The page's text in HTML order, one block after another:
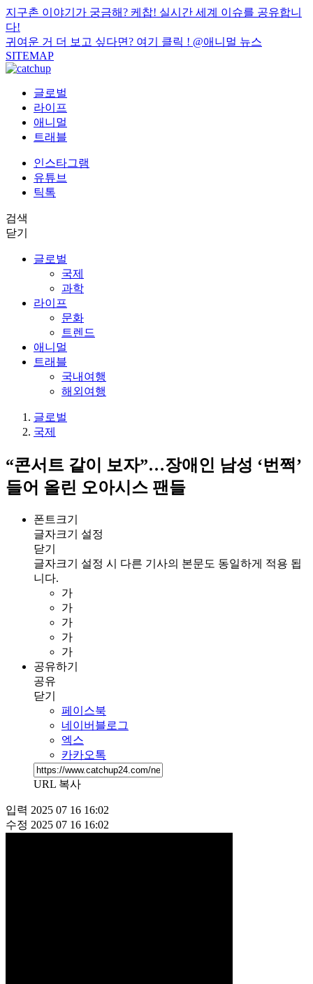
지구촌 이야기가 궁금해? 케찹! 실시간 세계 이슈를 공유합니
다!
귀여운 거 더 보고 싶다면? 여기 클릭 ! @애니멀 뉴스
SITEMAP
글로벌
라이프
애니멀
트래블
인스타그램
유튜브
틱톡
검색
닫기
글로벌
국제
과학
라이프
문화
트렌드
애니멀
트래블
국내여행
해외여행
글로벌
국제
“콘서트 같이 보자”…장애인 남성 ‘번쩍’
들어 올린 오아시스 팬들
폰트크기
글자크기 설정
닫기
글자크기 설정 시 다른 기사의 본문도 동일하게 적용 됩
니다.
가
가
가
가
가
공유하기
공유
닫기
페이스북
네이버블로그
엑스
카카오톡
URL 복사
입력 2025 07 16 16:02
수정 2025 07 16 16:02